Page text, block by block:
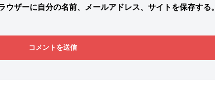
ザーに自分の名前、メールアドレス、サイトを保存する。